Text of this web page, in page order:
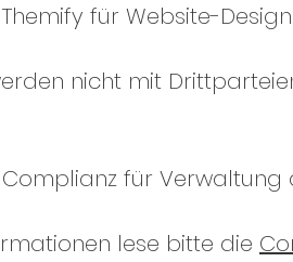
für Website-
nicht mit
für Verwaltung
lese bitte die